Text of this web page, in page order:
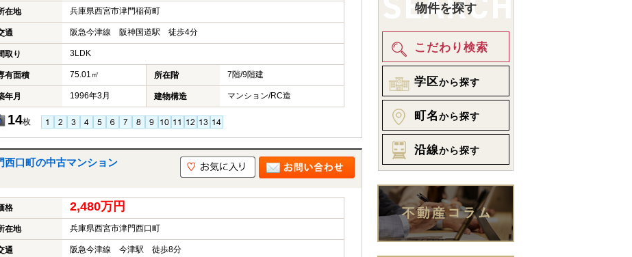
在地 兵庫県西宮市津門稲荷町
通 阪急今津線 阪神国道駅 徒歩4分
取り 3LDK
有面積 75.01㎡ 所在階 7階/9階建
年月 1996年3月 建物構造 マンション/RC造
14枚
西口町の中古マンション
格 2,480万円
在地 兵庫県西宮市津門西口町
通 阪急今津線 今津駅 徒歩8分
物件を探す
こだわり検索
学区から探す
町名から探す
沿線から探す